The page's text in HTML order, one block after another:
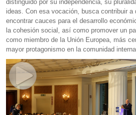
distinguido por su independencia, su
ideas. Con esa vocación, busca contribuir a
encontrar cauces para el desarrollo
la cohesión social, así como promover un
como miembro de la Unión Europea, más
mayor protagonismo en la comunidad